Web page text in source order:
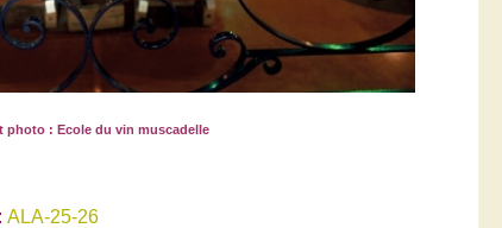
photo : Ecole du vin muscadelle
ALA-25-26